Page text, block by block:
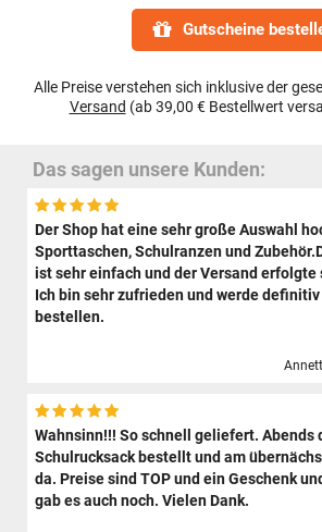
Gutscheine
Alle Preise verstehen sich inklusive der
Versand (ab 39,00 € Bestellwert
Das sagen unsere Kunden:
Der Shop hat eine sehr große Auswahl
Sporttaschen, Schulranzen und
ist sehr einfach und der Versand erfolgte
Ich bin sehr zufrieden und werde
bestellen.
Wahnsinn!!! So schnell geliefert. Abends
Schulrucksack bestellt und am
da. Preise sind TOP und ein Geschenk
gab es auch noch. Vielen Dank.